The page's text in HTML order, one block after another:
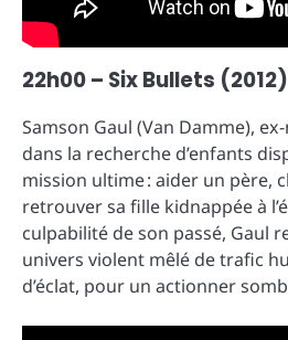
22h00 – Six Bullets (2012)
Samson Gaul (Van Damme),
dans la recherche d’enfants
mission ultime : aider un père,
retrouver sa fille kidnappée à
culpabilité de son passé, Gaul
univers violent mêlé de trafic
d’éclat, pour un actionner